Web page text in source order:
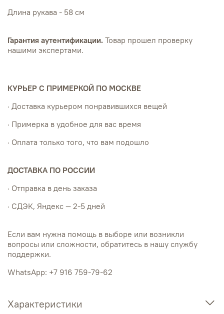
Длина рукава - 58 см
Гарантия аутентификации. Товар прошел проверку
нашими экспертами.
КУРЬЕР С ПРИМЕРКОЙ ПО МОСКВЕ
· Доставка курьером понравившихся вещей
· Примерка в удобное для вас время
· Оплата только того, что вам подошло
ДОСТАВКА ПО РОССИИ
· Отправка в день заказа
· СДЭК, Яндекс — 2-5 дней
Если вам нужна помощь в выборе или возникли
вопросы или сложности, обратитесь в нашу службу
поддержки.
WhatsApp: +7 916 759-79-62
Характеристики